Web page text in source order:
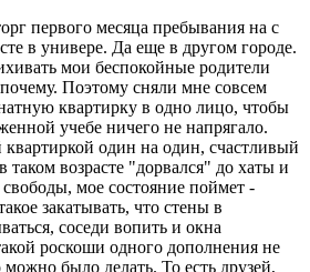
первого месяца пребывания на с
в универе. Да еще в другом городе.
мои беспокойные родители
Поэтому сняли мне совсем
квартирку в одно лицо, чтобы
учебе ничего не напрягало.
квартиркой один на один, счастливый
таком возрасте "дорвался" до хаты и
мое состояние поймет -
закатывать, что стены в
соседи вопить и окна
роскоши одного дополнения не
можно было делать. То есть друзей,